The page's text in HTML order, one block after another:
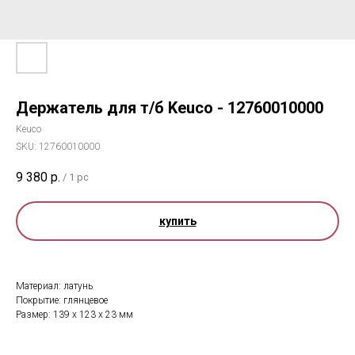
Держатель для т/б Keuco - 12760010000
Keuco
SKU: 12760010000
9 380 р. / 1 pc
купить
Материал: латунь
Покрытие: глянцевое
Размер: 139 x 123 x 23 мм